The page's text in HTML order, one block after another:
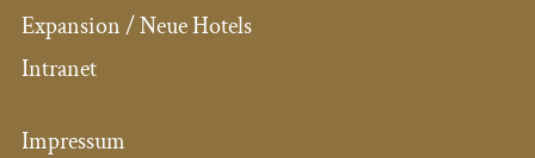
Expansion / Neue Hotels
Intranet
Impressum